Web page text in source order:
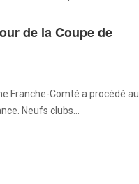
de la Coupe de
Franche-Comté a procédé au
Neufs clubs...